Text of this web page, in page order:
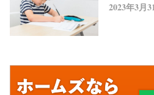
2023年3月